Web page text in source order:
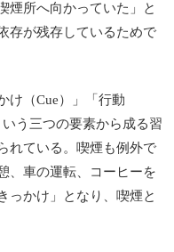
煙所へ向かっていた」と
存が残存しているためで
け（Cue）」「行動
いう三つの要素から成る習
れている。喫煙も例外で
、車の運転、コーヒーを
っかけ」となり、喫煙と